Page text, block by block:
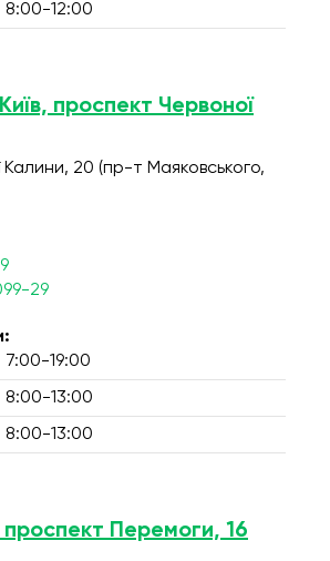
8:00-12:00
проспект Червоної
Калини, 20 (пр-т Маяковського,
29
7:00-19:00
8:00-13:00
8:00-13:00
Перемоги, 16